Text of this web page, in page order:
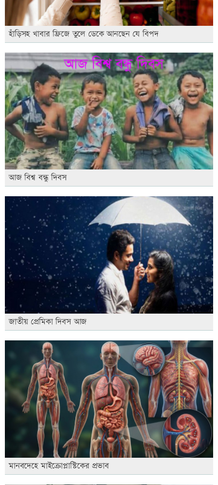
হাঁড়িসহ খাবার ফ্রিজে তুলে ডেকে আনছেন যে বিপদ
আজ বিশ্ব বন্ধু দিবস
জাতীয় প্রেমিকা দিবস আজ
মানবদেহে মাইক্রোপ্লাস্টিকের প্রভাব